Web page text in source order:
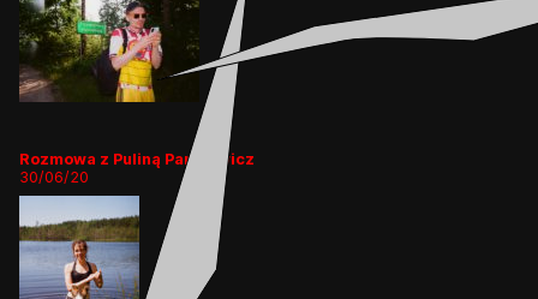
Rozmowa z Puliną Pankiewicz
30/06/20